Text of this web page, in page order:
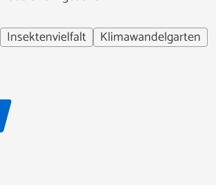
Insektenvielfalt
Klimawandelgarten